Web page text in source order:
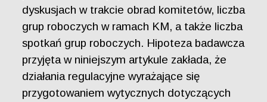
dyskusjach w trakcie obrad komitetów, liczba
grup roboczych w ramach KM, a także liczba
spotkań grup roboczych. Hipoteza badawcza
przyjęta w niniejszym artykule zakłada, że
działania regulacyjne wyrażające się
przygotowaniem wytycznych dotyczących